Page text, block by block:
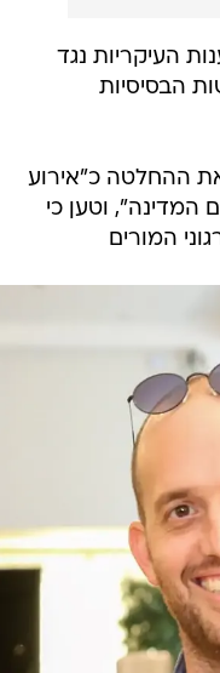
העיקריות נגד
הבסיסיות
את ההחלטה כ"אירוע
המדינה", וטען כי
המורים